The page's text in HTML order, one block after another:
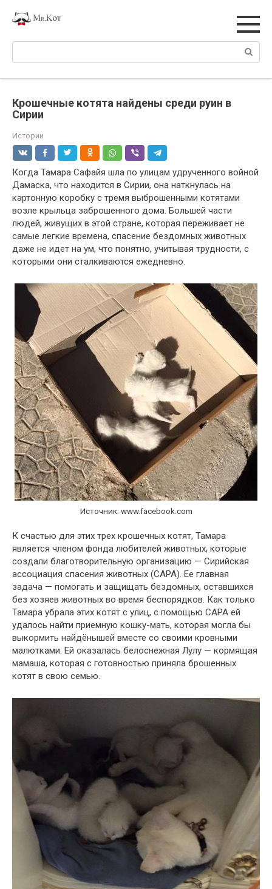
Поиск:
Крошечные котята найдены среди руин в
Сирии
Истории
Когда Тамара Сафайя шла по улицам удрученного войной
Дамаска, что находится в Сирии, она наткнулась на
картонную коробку с тремя выброшенными котятами
возле крыльца заброшенного дома. Большей части
людей, живущих в этой стране, которая переживает не
самые легкие времена, спасение бездомных животных
даже не идет на ум, что понятно, учитывая трудности, с
которыми они сталкиваются ежедневно.
Источник: www.facebook.com
К счастью для этих трех крошечных котят, Тамара
является членом фонда любителей животных, которые
создали благотворительную организацию — Сирийская
ассоциация спасения животных (САРА). Ее главная
задача — помогать и защищать бездомных, оставшихся
без хозяев животных во время беспорядков. Как только
Тамара убрала этих котят с улиц, с помощью САРА ей
удалось найти приемную кошку-мать, которая могла бы
выкормить найдёнышей вместе со своими кровными
малютками. Ей оказалась белоснежная Лулу — кормящая
мамаша, которая с готовностью приняла брошенных
котят в свою семью.